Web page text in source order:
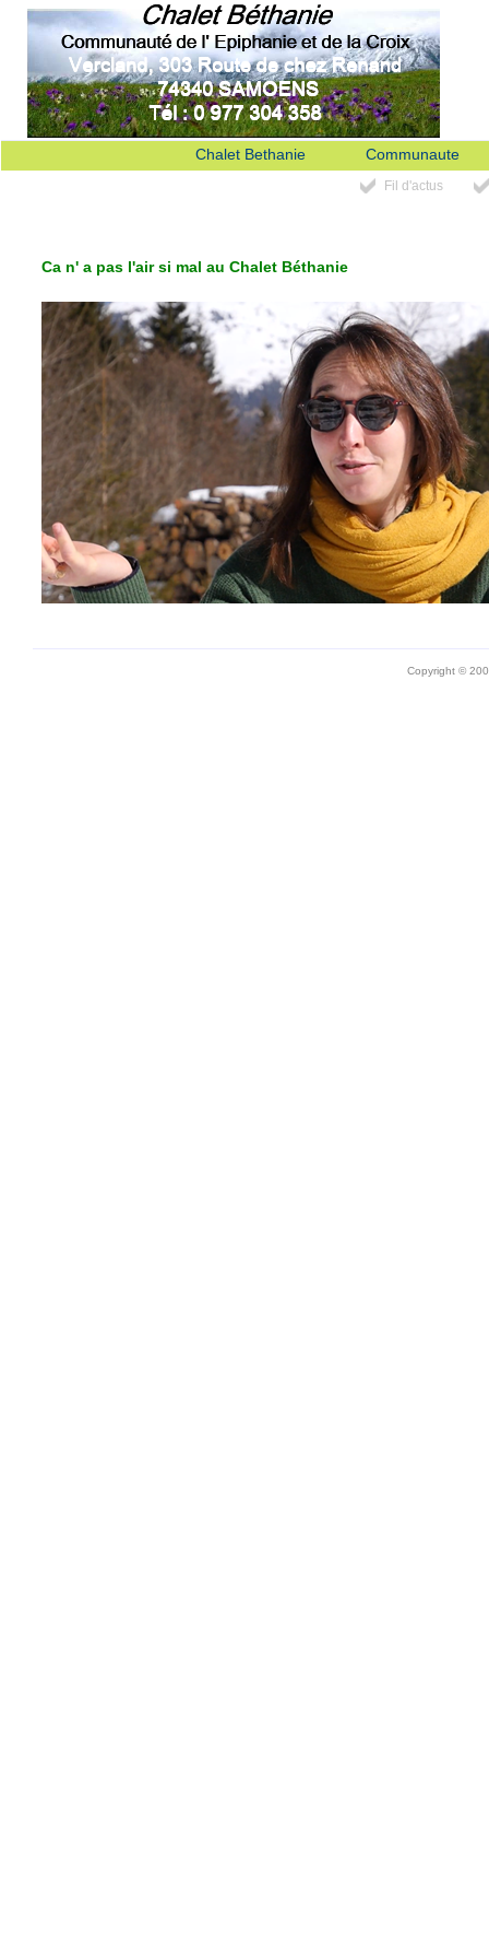
Chalet Bethanie Communaute
Fil d'actus
Ca n' a pas l'air si mal au Chalet Béthanie
Copyright ©